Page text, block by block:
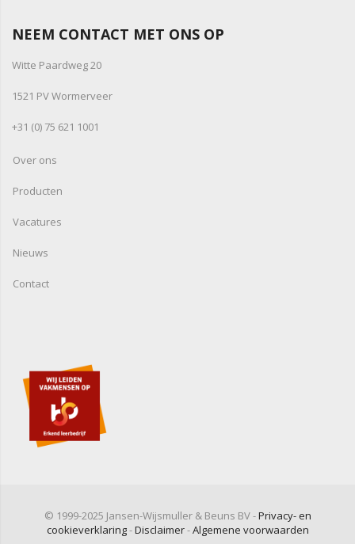
NEEM CONTACT MET ONS OP
Witte Paardweg 20
1521 PV Wormerveer
+31 (0) 75 621 1001
Over ons
Producten
Vacatures
Nieuws
Contact
© 1999-2025 Jansen-Wijsmuller & Beuns BV -Privacy- en
cookieverklaring-Disclaimer-Algemene voorwaarden